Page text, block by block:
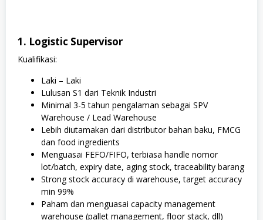
1. Logistic Supervisor
Kualifikasi:
Laki – Laki
Lulusan S1 dari Teknik Industri
Minimal 3-5 tahun pengalaman sebagai SPV
Warehouse / Lead Warehouse
Lebih diutamakan dari distributor bahan baku, FMCG
dan food ingredients
Menguasai FEFO/FIFO, terbiasa handle nomor
lot/batch, expiry date, aging stock, traceability barang
Strong stock accuracy di warehouse, target accuracy
min 99%
Paham dan menguasai capacity management
warehouse (pallet management, floor stack, dll)